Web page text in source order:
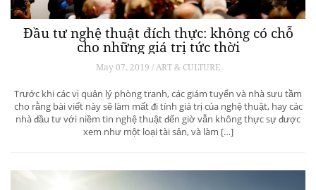
Đầu tư nghệ thuật đích thực: không có chỗ
cho những giá trị tức thời
May 07, 2019 / ART & CULTURE
Trước khi các vị quản lý phòng tranh, các giám tuyển và nhà sưu tầm
cho rằng bài viết này sẽ làm mất đi tính giá trị của nghệ thuật, hay các
nhà đầu tư với niềm tin nghệ thuật đến giờ vẫn không thực sự được
xem như một loại tài sản, và làm […]